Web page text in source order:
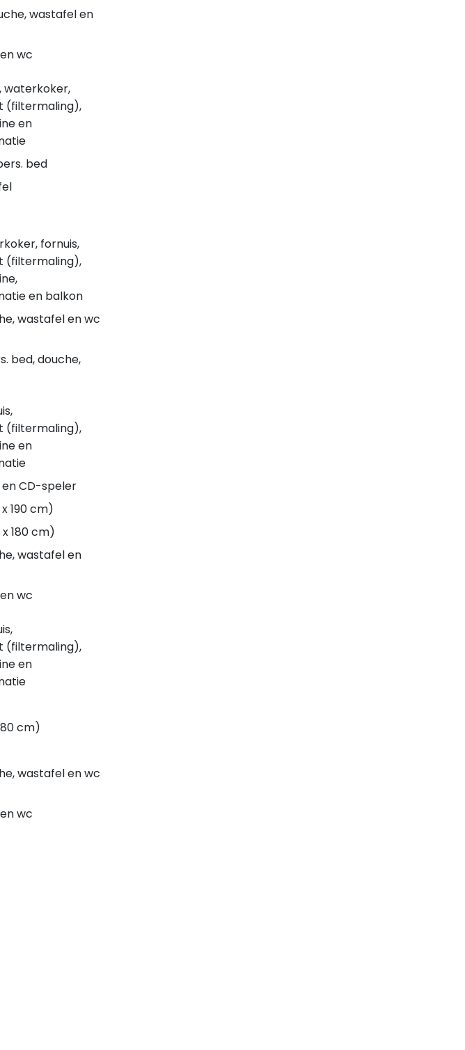
wastafel en
wc
waterkoker,
(filtermaling),
en
bed
fornuis,
(filtermaling),
en balkon
wastafel en wc
bed, douche,
(filtermaling),
en
CD-speler
190 cm)
180 cm)
wastafel en
wc
(filtermaling),
en
cm)
wastafel en wc
wc